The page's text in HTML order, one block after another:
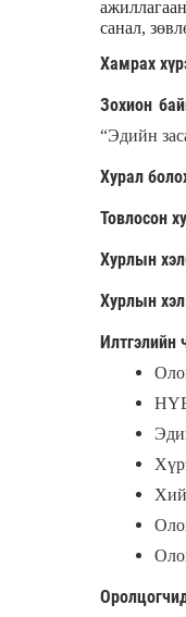
санал,
Хамрах
Зохион
“Эдийн
Хурал
Товлосон
Хурлын
Хурлын
Илтгэлийн